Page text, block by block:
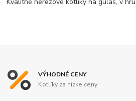
VÝHODNÉ CENY
Kotlíky za nízke ceny